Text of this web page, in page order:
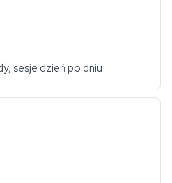
sesje dzień po dniu